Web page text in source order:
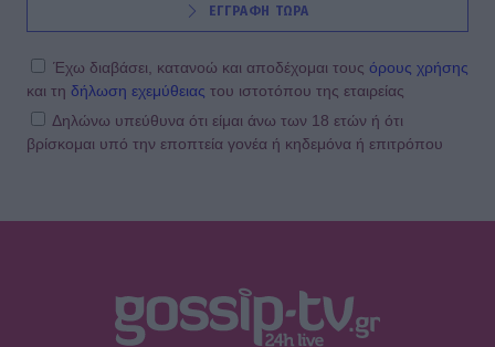
Παυλίνα Βουλγαράκη: Η μουσική
ξεχώρισε – Η Ερωφίλη «κλέβει» την
παράσταση
SHOWBIZ
ΕΓΓΡΑΦΗ ΤΩΡΑ
Έχω διαβάσει, κατανοώ και αποδέχομαι τους όρους χρήσης
και τη δήλωση εχεμύθειας του ιστοτόπου της εταιρείας
Δηλώνω υπεύθυνα ότι είμαι άνω των 18 ετών ή ότι
βρίσκομαι υπό την εποπτεία γονέα ή κηδεμόνα ή επιτρόπου